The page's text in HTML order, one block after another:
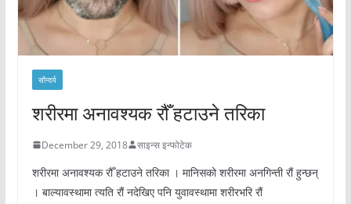
सौन्दर्य
शरीरमा अनावश्यक रौँ हटाउने तरिका
December 29, 2018 साइन्स इन्फोटेक
शरीरमा अनावश्यक रौँ हटाउने तरिका । मानिसको शरीरमा अनगिन्ती रौं हुन्छन्
। बाल्यावस्थामा त्यति रौं नदेखिए पनि युवावस्थामा शरीरभरि रौं